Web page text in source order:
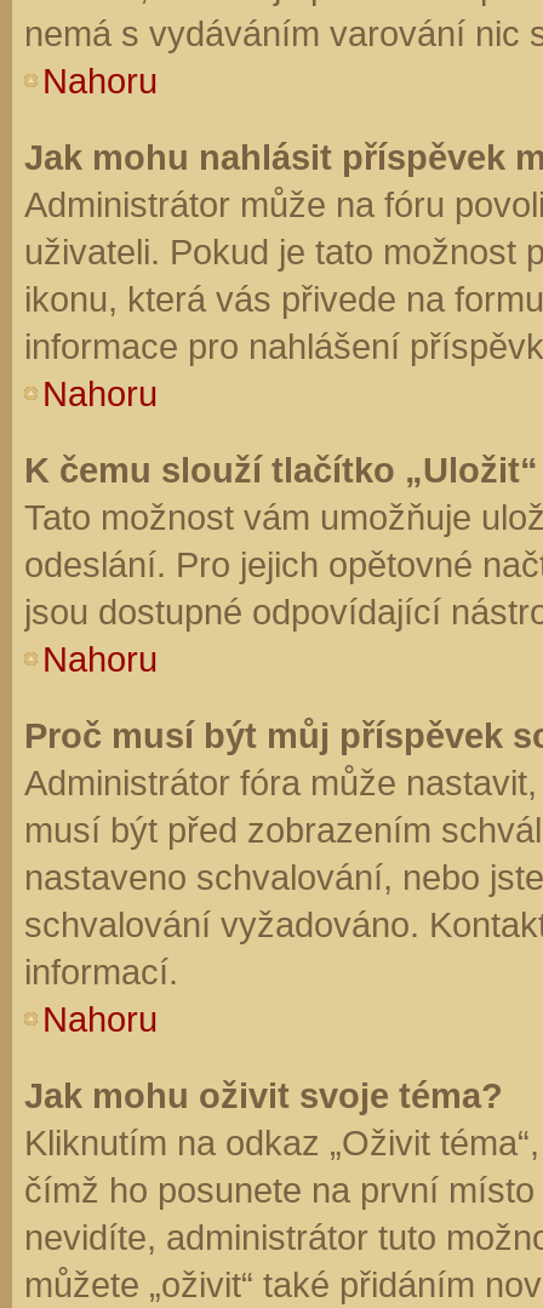
nemá s vydáváním varování nic
Nahoru
Jak mohu nahlásit příspěvek
Administrátor může na fóru
uživateli. Pokud je tato možnost
ikonu, která vás přivede na
informace pro nahlášení
Nahoru
K čemu slouží tlačítko
Tato možnost vám umožňuje
odeslání. Pro jejich opětovné
jsou dostupné odpovídající
Nahoru
Proč musí být můj příspěvek
Administrátor fóra může
musí být před zobrazením
nastaveno schvalování, nebo
schvalování vyžadováno.
informací.
Nahoru
Jak mohu oživit svoje téma?
Kliknutím na odkaz „Oživit
čímž ho posunete na první
nevidíte, administrátor tuto
můžete „oživit“ také přidáním